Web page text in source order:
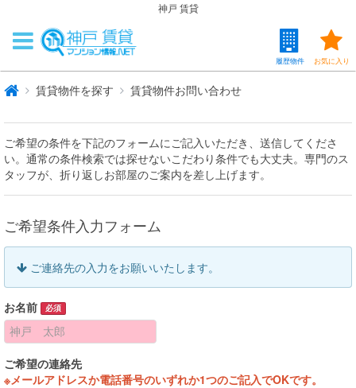
神戸 賃貸
お気に入り
履歴物件
賃貸物件を探す 賃貸物件お問い合わせ
ご希望の条件を下記のフォームにご記入いただき、送信してくださ
い。通常の条件検索では探せないこだわり条件でも大丈夫。専門のス
タッフが、折り返しお部屋のご案内を差し上げます。
ご希望条件入力フォーム
ご連絡先の入力をお願いいたします。
お名前 必須
ご希望の連絡先
※メールアドレスか電話番号のいずれか1つのご記入でOKです。